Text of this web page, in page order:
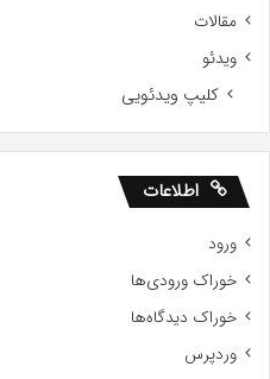
مقالات
ویدئو
کلیپ ویدئویی
اطلاعات
ورود
خوراک ورودی‌ها
خوراک دیدگاه‌ها
وردپرس